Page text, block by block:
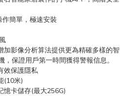
簡單，極速安裝
加影像分析算法提供更為精確多樣的智
保證用戶第一時間獲得警報信息。
效保護隱私
(10米)
憶卡儲存(最大256G)